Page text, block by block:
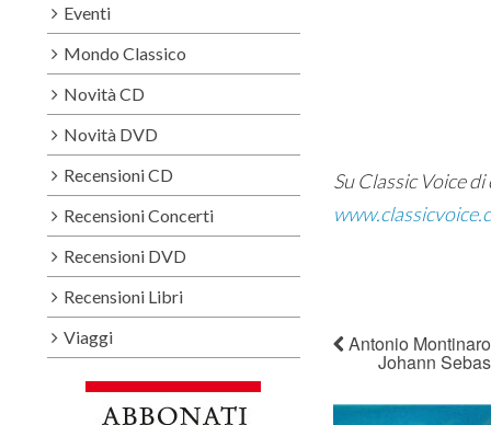
Su Classic Voice
Antonio
Johann
Eventi
Mondo Classico
Novità CD
Novità DVD
Recensioni CD
Recensioni Concerti
Recensioni DVD
Recensioni Libri
Viaggi